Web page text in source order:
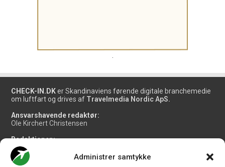
Administrer samtykke
.
CHECK-IN.DK er Skandinaviens førende digitale branchemedie
om luftfart og drives af Travelmedia Nordic ApS.
Ansvarshavende redaktør:
Ole Kirchert Christensen
Redaktionen:
Christian Granhøj Skouboe
Henrik Baumgarten
Danny Longhi Andreasen